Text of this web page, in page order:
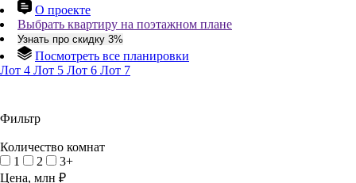
О проекте
Выбрать квартиру на поэтажном плане
Узнать про скидку 3%
Посмотреть все планировки
Лот 4 Лот 5 Лот 6 Лот 7
Фильтр
Количество комнат
1
2
3+
Цена, млн ₽